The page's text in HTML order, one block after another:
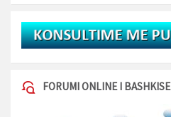
FORUMI ONLINE I BASHKISE